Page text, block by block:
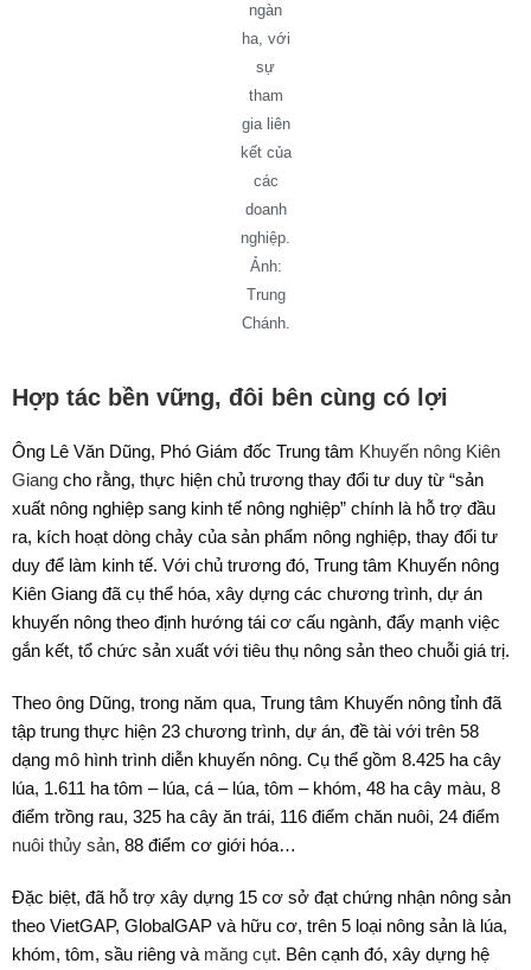
ngàn
ha, với
sự
tham
gia liên
kết của
các
doanh
nghiệp.
Ảnh:
Trung
Chánh.
Hợp tác bền vững, đôi bên cùng có lợi
Ông Lê Văn Dũng, Phó Giám đốc Trung tâm Khuyến nông Kiên
Giang cho rằng, thực hiện chủ trương thay đổi tư duy từ “sản
xuất nông nghiệp sang kinh tế nông nghiệp” chính là hỗ trợ đầu
ra, kích hoạt dòng chảy của sản phẩm nông nghiệp, thay đổi tư
duy để làm kinh tế. Với chủ trương đó, Trung tâm Khuyến nông
Kiên Giang đã cụ thể hóa, xây dựng các chương trình, dự án
khuyến nông theo định hướng tái cơ cấu ngành, đẩy mạnh việc
gắn kết, tổ chức sản xuất với tiêu thụ nông sản theo chuỗi giá trị.
Theo ông Dũng, trong năm qua, Trung tâm Khuyến nông tỉnh đã
tập trung thực hiện 23 chương trình, dự án, đề tài với trên 58
dạng mô hình trình diễn khuyến nông. Cụ thể gồm 8.425 ha cây
lúa, 1.611 ha tôm – lúa, cá – lúa, tôm – khóm, 48 ha cây màu, 8
điểm trồng rau, 325 ha cây ăn trái, 116 điểm chăn nuôi, 24 điểm
nuôi thủy sản, 88 điểm cơ giới hóa…
Đặc biệt, đã hỗ trợ xây dựng 15 cơ sở đạt chứng nhận nông sản
theo VietGAP, GlobalGAP và hữu cơ, trên 5 loại nông sản là lúa,
khóm, tôm, sầu riêng và măng cụt. Bên cạnh đó, xây dựng hệ